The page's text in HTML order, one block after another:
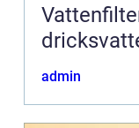
admin